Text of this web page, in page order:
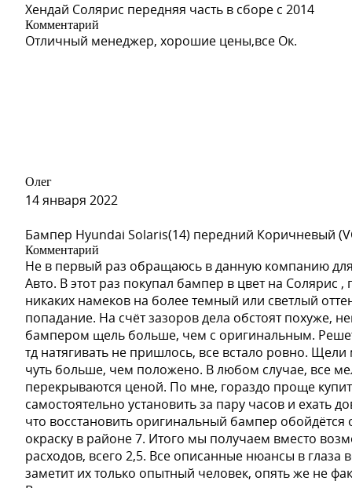
S01 - SERY KVARZ (Серый Кварц) (на 557 по Spies
S09 - SEREBRISTY INIY (Серебристый Иней) (на 514
S09 - SEREBRISTY INIY (Серебристый Иней) (на 514
Хендай Солярис передняя часть в сборе с 2014
Комментарий
Отличный менеджер, хорошие цены,все Ок.
Олег
14 января 2022
Бампер Hyundai Solaris(14) передний Коричневый
Комментарий
Не в первый раз обращаюсь в данную компанию для
Авто. В этот раз покупал бампер в цвет на Солярис
никаких намеков на более темный или светлый
попадание. На счёт зазоров дела обстоят похуже,
бампером щель больше, чем с оригинальным.
тд натягивать не пришлось, все встало ровно.
чуть больше, чем положено. В любом случае, все
перекрываются ценой. По мне, гораздо проще
самостоятельно установить за пару часов и ехать
что восстановить оригинальный бампер обойдётся
окраску в районе 7. Итого мы получаем вместо
расходов, всего 2,5. Все описанные нюансы в глаза
заметит их только опытный человек, опять же не